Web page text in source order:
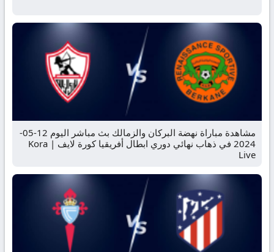
مشاهدة مباراة نهضة البركان والزمالك بث مباشر اليوم 12-05-
2024 في ذهاب نهائي دوري ابطال أفريقيا كورة لايف | Kora
Live